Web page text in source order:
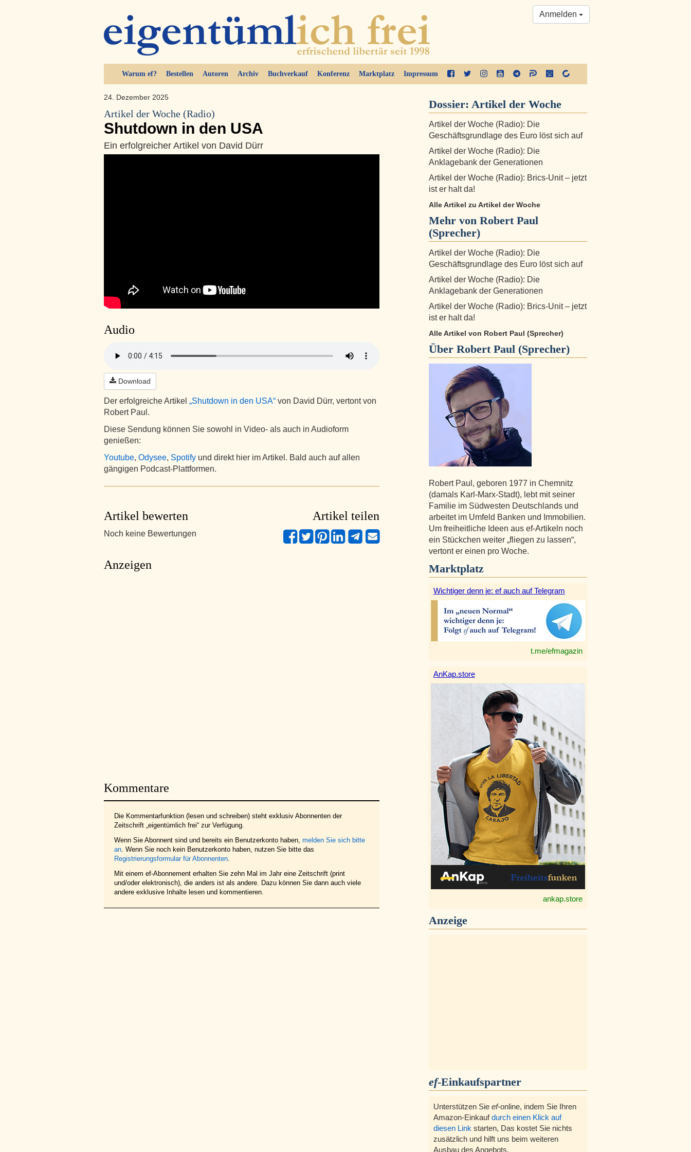
Warum ef? Bestellen Autoren Archiv Buchverkauf Konferenz Marktplatz Impressum
Anmelden
24. Dezember 2025
Artikel der Woche (Radio)
Shutdown in den USA
Ein erfolgreicher Artikel von David Dürr
Audio
Download
Der erfolgreiche Artikel „Shutdown in den USA“ von David Dürr, vertont von
Robert Paul.
Diese Sendung können Sie sowohl in Video- als auch in Audioform
genießen:
Youtube, Odysee, Spotify und direkt hier im Artikel. Bald auch auf allen
gängigen Podcast-Plattformen.
Artikel bewerten
Noch keine Bewertungen
Artikel teilen
Anzeigen
Kommentare
Die Kommentarfunktion (lesen und schreiben) steht exklusiv Abonnenten der
Zeitschrift „eigentümlich frei“ zur Verfügung.
Wenn Sie Abonnent sind und bereits ein Benutzerkonto haben, melden Sie sich bitte
an. Wenn Sie noch kein Benutzerkonto haben, nutzen Sie bitte das
Registrierungsformular für Abonnenten.
Mit einem ef-Abonnement erhalten Sie zehn Mal im Jahr eine Zeitschrift (print
und/oder elektronisch), die anders ist als andere. Dazu können Sie dann auch viele
andere exklusive Inhalte lesen und kommentieren.
Dossier: Artikel der Woche
Artikel der Woche (Radio): Die
Geschäftsgrundlage des Euro löst sich auf
Artikel der Woche (Radio): Die
Anklagebank der Generationen
Artikel der Woche (Radio): Brics-Unit – jetzt
ist er halt da!
Alle Artikel zu Artikel der Woche
Mehr von Robert Paul
(Sprecher)
Artikel der Woche (Radio): Die
Geschäftsgrundlage des Euro löst sich auf
Artikel der Woche (Radio): Die
Anklagebank der Generationen
Artikel der Woche (Radio): Brics-Unit – jetzt
ist er halt da!
Alle Artikel von Robert Paul (Sprecher)
Über Robert Paul (Sprecher)
Robert Paul, geboren 1977 in Chemnitz
(damals Karl-Marx-Stadt), lebt mit seiner
Familie im Südwesten Deutschlands und
arbeitet im Umfeld Banken und Immobilien.
Um freiheitliche Ideen aus ef-Artikeln noch
ein Stückchen weiter „fliegen zu lassen“,
vertont er einen pro Woche.
Marktplatz
Wichtiger denn je: ef auch auf Telegram
t.me/efmagazin
AnKap.store
ankap.store
Anzeige
ef-Einkaufspartner
Unterstützen Sie ef-online, indem Sie Ihren
Amazon-Einkaufdurch einen Klick auf
diesen Link starten, Das kostet Sie nichts
zusätzlich und hilft uns beim weiteren
Ausbau des Angebots.